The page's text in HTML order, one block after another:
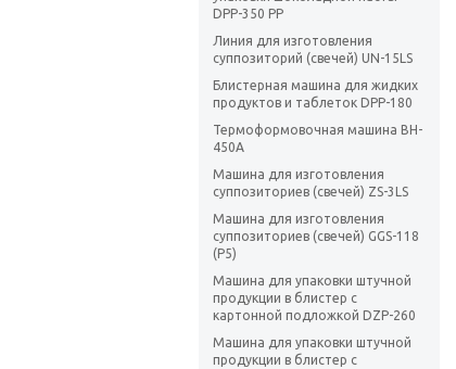
DPP-350 PP
Линия для изготовления
суппозиторий (свечей) UN-15LS
Блистерная машина для жидких
продуктов и таблеток DPP-180
Термоформовочная машина BH-
450A
Машина для изготовления
суппозиториев (свечей) ZS-3LS
Машина для изготовления
суппозиториев (свечей) GGS-118
(P5)
Машина для упаковки штучной
продукции в блистер с
картонной подложкой DZP-260
Машина для упаковки штучной
продукции в блистер с